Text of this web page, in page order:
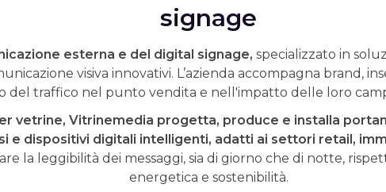
signage
esterna e del digital signage, specializzato in
visiva innovativi. L’azienda accompagna brand,
del traffico nel punto vendita e nell'impatto delle loro
vetrine, Vitrinemedia progetta, produce e installa
e dispositivi digitali intelligenti, adatti ai settori retail,
la leggibilità dei messaggi, sia di giorno che di notte,
energetica e sostenibilità.